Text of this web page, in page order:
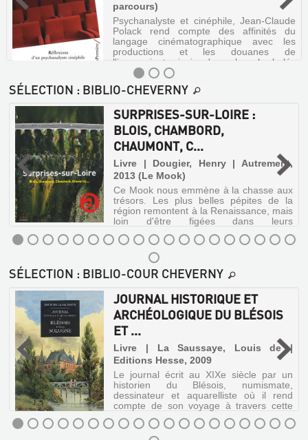
parcours)
Psychanalyste et cinéphile, Jean-Claude
Polack rend compte des affinités du
langage cinématographique avec les
productions et les douanes de
l'inconscient, ainsi qu'avec les «barbelés
du délire». Ses réflexions sur le cinéma
L'OBSCUR
OBJET
DU
CINÉMA
:
RÉFLEXIONS
D'UN
PSYCHAN...
Livre
Polack,
Claude
|
Campagne
Première,
2009
(Un
parcours)
Psychanalyste
et
cinéphile,
Jean-
Claude
SÉLECTION : BIBLIO-CHEVERNY
SURPRISES-SUR-LOIRE :
BLOIS, CHAMBORD,
CHAUMONT, C...
Livre | Dougier, Henry | Autrement,
2013 (Le Mook)
Ce Mook nous emmène à la chasse aux
trésors. Les plus belles pépites de la
région remontent à la Renaissance, mais
loin d'être figées dans leurs
somptueuses montures, elles ont su
sortir du cadre pour plaire aux temps
présents. A ...
SURPRISES-
SUR-
LOIRE
:
BLOIS,
CHAMBORD,
CHAUMONT,
C...
Livre
|
Dougier,
Henry
SÉLECTION : BIBLIO-COUR CHEVERNY
JOURNAL HISTORIQUE ET
ARCHÉOLOGIQUE DU BLÉSOIS
ET ...
Livre | La Saussaye, Louis de |
Editions Hesse, 2009
Le journal écrit au XIXe siècle par un
historien du Blésois, numismate,
dessinateur et aquarelliste où il rend
compte de son voyage à travers cette
région de faits archéologiques,
historiques et personnels.